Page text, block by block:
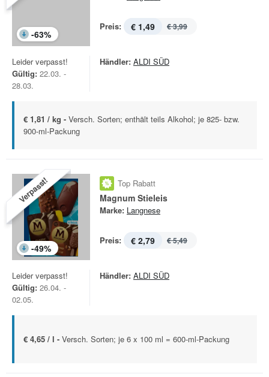
-63%
Preis: € 1,49 € 3,99
Leider verpasst!
Gültig: 22.03. -
28.03.
Händler: ALDI SÜD
€ 1,81 / kg - Versch. Sorten; enthält teils Alkohol; je 825- bzw.
900-ml-Packung
Verpasst!
-49%
Top Rabatt
Magnum Stieleis
Marke: Langnese
Preis: € 2,79 € 5,49
Leider verpasst!
Gültig: 26.04. -
02.05.
Händler: ALDI SÜD
€ 4,65 / l - Versch. Sorten; je 6 x 100 ml = 600-ml-Packung